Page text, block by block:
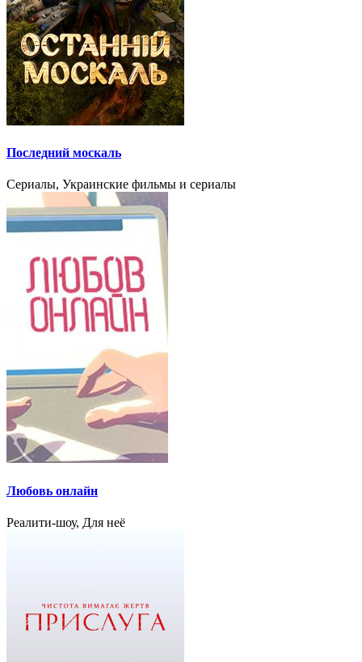
Последний москаль
Сериалы, Украинские фильмы и сериалы
Любовь онлайн
Реалити-шоу, Для неё